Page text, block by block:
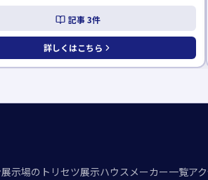
記事1件
詳しくはこちら
展示場のトリセツ展示ハウスメーカー一覧ア